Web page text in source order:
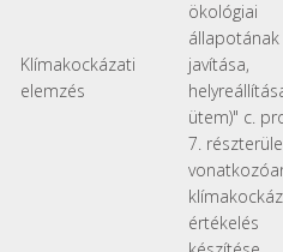
Klímakockázati
elemzés
ökológiai
állapotának
javítása,
ütem)" c.
7.
értékelés